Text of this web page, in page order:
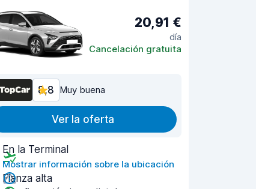
20,91 €
día
Cancelación gratuita
8,8 Muy buena
Ver la oferta
En la Terminal
Mostrar información sobre la ubicación
Fianza alta